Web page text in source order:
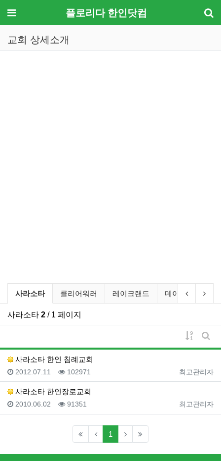
메뉴 플로리다 한인닷컴
교회 상세소개
교회 상세소개 분류 목록
현재 분류
사라소타 클리어워러 레이크랜드 데이토나이전 분류
다
사라소타 2 / 1 페이지
게시물
게
사라소타 한인 침례교회
등록자
최고관리자
등록일
2012.07.11 조회
102971
사라소타 한인장로교회
등록자
최고관리자
등록일
2010.06.02 조회
91351
1 (current)